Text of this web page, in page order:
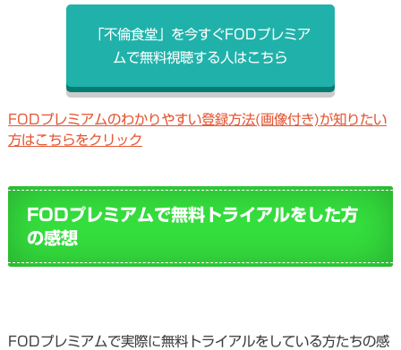
「不倫食堂」を今すぐFODプレミア
ムで無料視聴する人はこちら
FODプレミアムのわかりやすい登録方法(画像付き)が知りたい
方はこちらをクリック
FODプレミアムで無料トライアルをした方
の感想
FODプレミアムで実際に無料トライアルをしている方たちの感